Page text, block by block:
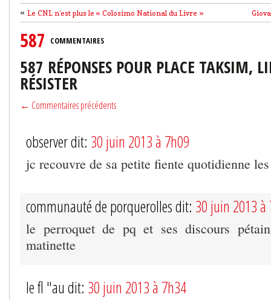
« Le CNL n’est plus le « Colosimo National du Livre »
587 COMMENTAIRES
587 RÉPONSES POUR PLACE TAKSIM,
RÉSISTER
← Commentaires précédents
observer dit: 30 juin 2013 à 7h09
jc recouvre de sa petite fiente quotidienne
communauté de porquerolles dit: 30 juin 2013 à
le perroquet de pq et ses discours
matinette
le fl "au dit: 30 juin 2013 à 7h34